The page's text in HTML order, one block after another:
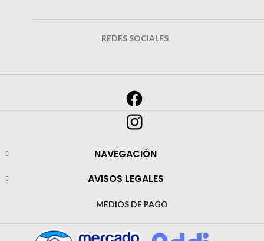
REDES SOCIALES
NAVEGACIÓN
AVISOS LEGALES
MEDIOS DE PAGO